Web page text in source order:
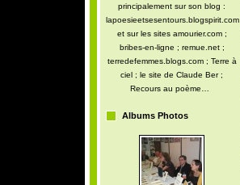
principalement sur son blog :
lapoesieetsesentours.blogspirit.com
et sur les sites amourier.com ;
bribes-en-ligne ; remue.net ;
terredefemmes.blogs.com ; Terre à
ciel ; le site de Claude Ber ;
Recours au poème…
Albums Photos